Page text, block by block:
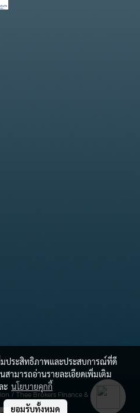
/ Thee Brokers Finance & Business
มประสิทธิภาพและประสบการณ์ที่ดี
สามารถอ่านรายละเอียดเพิ่มเติม
ะ นโยบายคุกกี้
ยอมรับทั้งหมด